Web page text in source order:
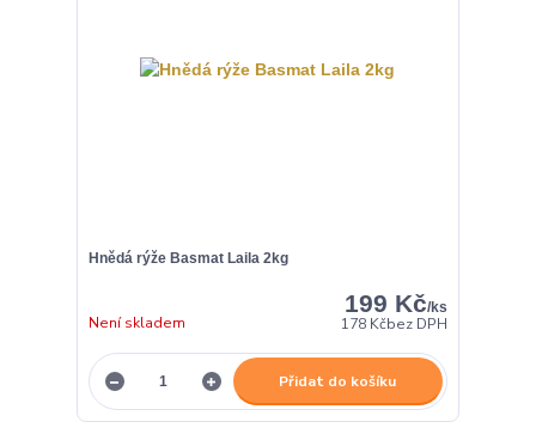
Hnědá rýže Basmat Laila 2kg
199 Kč/ks
178 Kčbez DPH
Není skladem
Přidat do košíku